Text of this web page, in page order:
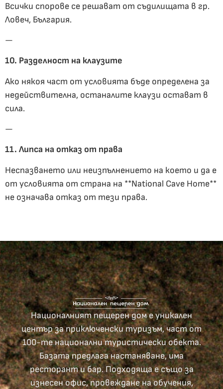
Всички спорове се решават от съдилищата в гр.
Ловеч, България.
—
10. Разделност на клаузите
Ако някоя част от условията бъде определена за
недействителна, останалите клаузи остават в
сила.
—
11. Липса на отказ от права
Неспазването или неизпълнението на което и да е
от условията от страна на **National Cave Home**
не означава отказ от тези права.
Националният пещерен дом е уникален
център за приключенски туризъм, част от
100-те национални туристически обекта.
Базата предлага настаняване, има
ресторант и бар. Подходяща е също за
изнесен офис, провеждане на обучения,